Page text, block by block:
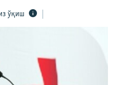
ўқиш